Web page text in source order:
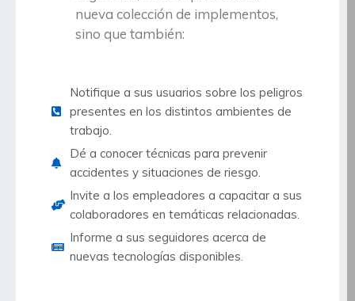
nueva colección de implementos,
sino que también:
Notifique a sus usuarios sobre los peligros
presentes en los distintos ambientes de
trabajo.
Dé a conocer técnicas para prevenir
accidentes y situaciones de riesgo.
Invite a los empleadores a capacitar a sus
colaboradores en temáticas relacionadas.
Informe a sus seguidores acerca de
nuevas tecnologías disponibles.